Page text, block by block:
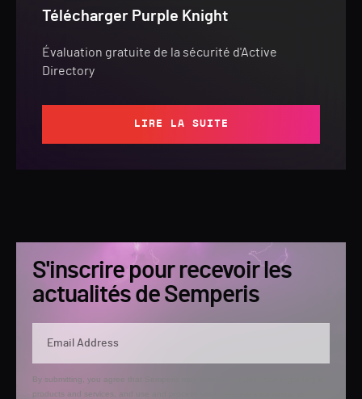
Télécharger Purple Knight
Évaluation gratuite de la sécurité d'Active
Directory
LIRE LA SUITE
S'inscrire pour recevoir les
actualités de Semperis
By submitting, you agree that Semperis may send you information regarding its
products and services, and use and process your personal information in